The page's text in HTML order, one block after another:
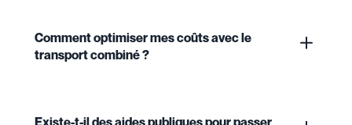
Comment optimiser mes coûts avec le
transport combiné ?
Existe-t-il des aides publiques pour passer